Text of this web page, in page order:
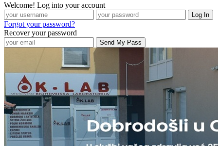
Welcome! Log into your account
Forgot your password?
Recover your password